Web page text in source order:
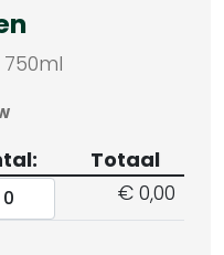
Totaal
€ 0,00